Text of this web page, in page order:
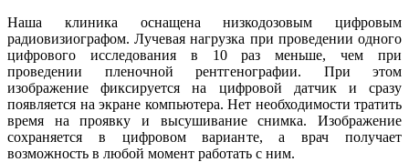
Наша клиника оснащена низкодозовым цифровым
радиовизиографом. Лучевая нагрузка при проведении одного
цифрового исследования в 10 раз меньше, чем при
проведении пленочной рентгенографии. При этом
изображение фиксируется на цифровой датчик и сразу
появляется на экране компьютера. Нет необходимости тратить
время на проявку и высушивание снимка. Изображение
сохраняется в цифровом варианте, а врач получает
возможность в любой момент работать с ним.